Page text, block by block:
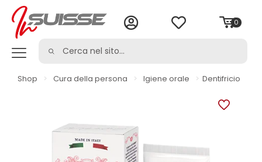
0
Shop > Cura della persona > Igiene orale > Dentifricio